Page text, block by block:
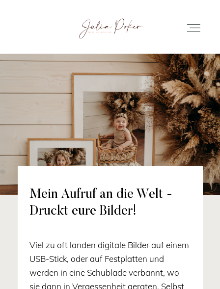
Info
Leistungen
Kontakt
Mein Aufruf an die Welt -
Druckt eure Bilder!
Viel zu oft landen digitale Bilder auf einem
USB-Stick, oder auf Festplatten und
werden in eine Schublade verbannt, wo
sie dann in Vergessenheit geraten. Selbst